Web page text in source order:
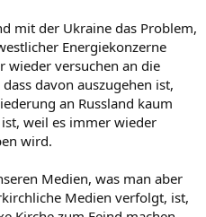
mit der Ukraine das Problem,
Energiekonzerne
wieder versuchen an die
davon auszugehen ist,
an Russland kaum
weil es immer wieder
wird.
Medien, was man aber
Medien verfolgt, ist,